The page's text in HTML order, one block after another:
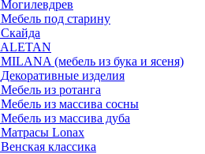
Могилевдрев
Мебель под старину
Скайда
ALETAN
MILANA (мебель из бука и ясеня)
Декоративные изделия
Мебель из ротанга
Мебель из массива сосны
Мебель из массива дуба
Матрасы Lonax
Венская классика